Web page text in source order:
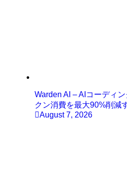
Warden AI – AIコーディ
クン消費を最大90%削減
August 7, 2026